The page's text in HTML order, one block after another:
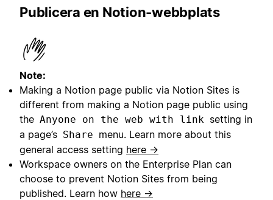
Publicera en Notion-webbplats
Note:
Making a Notion page public via Notion Sites is
different from making a Notion page public using
the Anyone on the web with link setting in
a page’s Share menu. Learn more about this
general access setting here →
Workspace owners on the Enterprise Plan can
choose to prevent Notion Sites from being
published. Learn how here →